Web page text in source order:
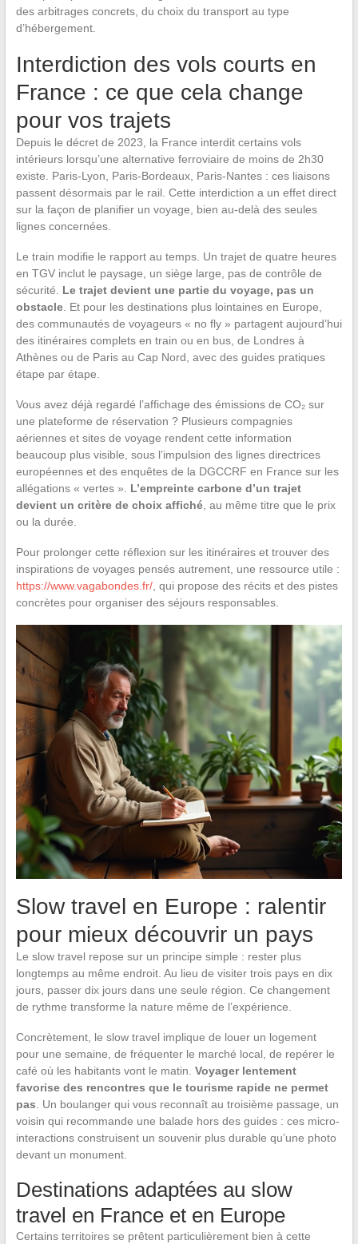
des arbitrages concrets, du choix du transport au type
d’hébergement.
Interdiction des vols courts en
France : ce que cela change
pour vos trajets
Depuis le décret de 2023, la France interdit certains vols
intérieurs lorsqu’une alternative ferroviaire de moins de 2h30
existe. Paris-Lyon, Paris-Bordeaux, Paris-Nantes : ces liaisons
passent désormais par le rail. Cette interdiction a un effet direct
sur la façon de planifier un voyage, bien au-delà des seules
lignes concernées.
Le train modifie le rapport au temps. Un trajet de quatre heures
en TGV inclut le paysage, un siège large, pas de contrôle de
sécurité. Le trajet devient une partie du voyage, pas un
obstacle. Et pour les destinations plus lointaines en Europe,
des communautés de voyageurs « no fly » partagent aujourd’hui
des itinéraires complets en train ou en bus, de Londres à
Athènes ou de Paris au Cap Nord, avec des guides pratiques
étape par étape.
Vous avez déjà regardé l’affichage des émissions de CO₂ sur
une plateforme de réservation ? Plusieurs compagnies
aériennes et sites de voyage rendent cette information
beaucoup plus visible, sous l’impulsion des lignes directrices
européennes et des enquêtes de la DGCCRF en France sur les
allégations « vertes ». L’empreinte carbone d’un trajet
devient un critère de choix affiché, au même titre que le prix
ou la durée.
Pour prolonger cette réflexion sur les itinéraires et trouver des
inspirations de voyages pensés autrement, une ressource utile :
https://www.vagabondes.fr/, qui propose des récits et des pistes
concrètes pour organiser des séjours responsables.
Slow travel en Europe : ralentir
pour mieux découvrir un pays
Le slow travel repose sur un principe simple : rester plus
longtemps au même endroit. Au lieu de visiter trois pays en dix
jours, passer dix jours dans une seule région. Ce changement
de rythme transforme la nature même de l’expérience.
Concrètement, le slow travel implique de louer un logement
pour une semaine, de fréquenter le marché local, de repérer le
café où les habitants vont le matin. Voyager lentement
favorise des rencontres que le tourisme rapide ne permet
pas . Un boulanger qui vous reconnaît au troisième passage, un
voisin qui recommande une balade hors des guides : ces micro-
interactions construisent un souvenir plus durable qu’une photo
devant un monument.
Destinations adaptées au slow
travel en France et en Europe
Certains territoires se prêtent particulièrement bien à cette